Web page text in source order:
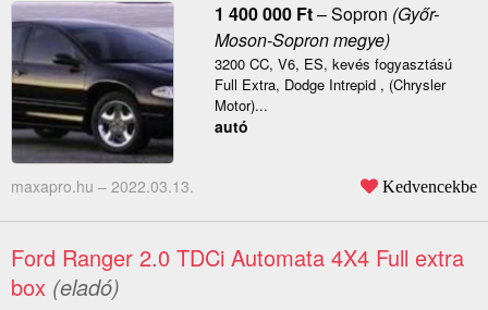
1 400 000 Ft–Sopron (Győr-
Moson-Sopron megye)
3200 CC, V6, ES, kevés fogyasztású
Full Extra, Dodge Intrepid , (Chrysler
Motor)...
autó
maxapro.hu – 2022.03.13. Kedvencekbe
Ford Ranger 2.0 TDCi Automata 4X4 Full extra
box (eladó)